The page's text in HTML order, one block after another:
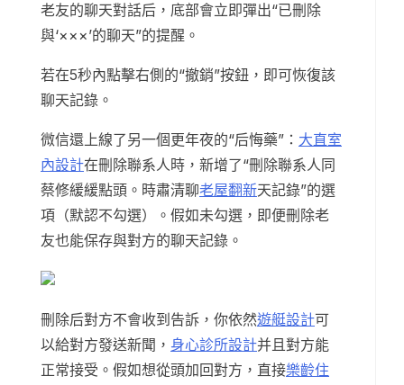
老友的聊天對話后，底部會立即彈出“已刪除
與‘×××’的聊天”的提醒。
若在5秒內點擊右側的“撤銷”按鈕，即可恢復該
聊天記錄。
微信還上線了另一個更年夜的“后悔藥”： 大直室
內設計在刪除聯系人時，新增了“刪除聯系人同
蔡修緩緩點頭。時肅清聊老屋翻新天記錄”的選
項（默認不勾選）。假如未勾選，即便刪除老
友也能保存與對方的聊天記錄。
刪除后對方不會收到告訴，你依然遊艇設計可
以給對方發送新聞， 身心診所設計并且對方能
正常接受。假如想從頭加回對方，直接樂齡住